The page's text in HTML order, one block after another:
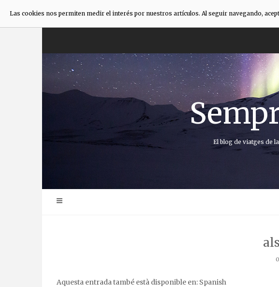
El blog de viatges de
Aquesta entrada també està disponible en: Spanish
Las cookies nos permiten medir el interés por nuestros artículos. Al seguir navegando,